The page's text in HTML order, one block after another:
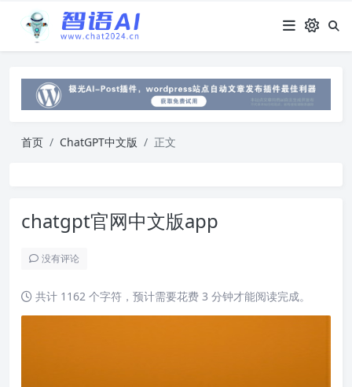
首页 ChatGPT中文版 正文
chatgpt官网中文版app
没有评论
共计 1162 个字符，预计需要花费 3 分钟才能阅读完成。